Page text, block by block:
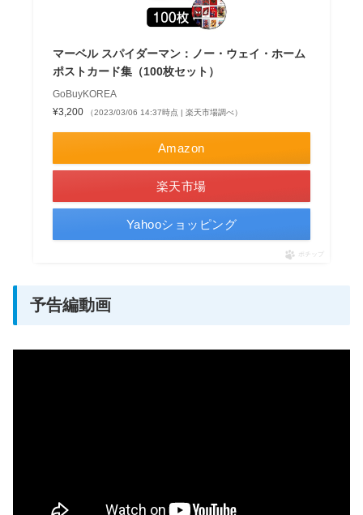
マーベル スパイダーマン：ノー・ウェイ・ホーム
ポストカード集（100枚セット）
GoBuyKOREA
¥3,200
（2023/03/06 14:37時点 | 楽天市場調べ）
Amazon
楽天市場
Yahooショッピング
ポチップ
予告編動画